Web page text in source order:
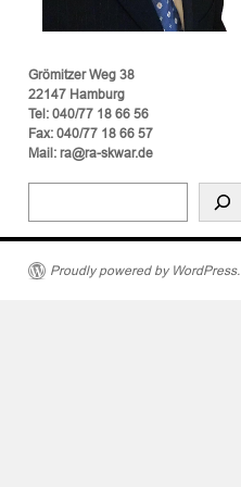
Grömitzer Weg 38
22147 Hamburg
Tel: 040/77 18 66 56
Fax: 040/77 18 66 57
Mail: ra@ra-skwar.de
Proudly powered by WordPress.